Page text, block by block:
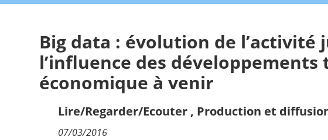
Accueil
Tous les articles
Qui sommes nous ?
Big data : évolution de l’activité
l’influence des développements
économique à venir
Lire/Regarder/Ecouter , Production et
07/03/2016